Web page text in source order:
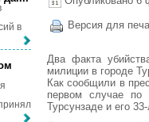
Версия для
Два факта
милиции в городе
Как сообщили в
первом случае по
Турсунзаде и его
в